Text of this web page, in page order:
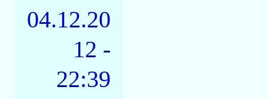
04.12.20
12 -
22:39